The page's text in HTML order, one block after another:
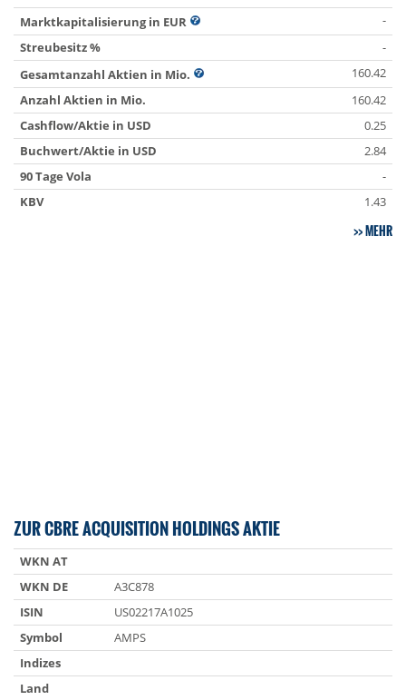
Marktkapitalisierung in EUR
-
Streubesitz %
-
Gesamtanzahl Aktien in Mio.
160.42
Anzahl Aktien in Mio.
160.42
Cashflow/Aktie in USD
0.25
Buchwert/Aktie in USD
2.84
90 Tage Vola
-
KBV
1.43
MEHR
ZUR CBRE ACQUISITION HOLDINGS AKTIE
WKN AT
WKN DE
A3C878
ISIN
US02217A1025
Symbol
AMPS
Indizes
Land